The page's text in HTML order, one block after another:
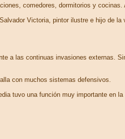
comedores, dormitorios y
Victoria, pintor ilustre e hijo de la
a las continuas invasiones externas.
con muchos sistemas defensivos.
tuvo una función muy importante en